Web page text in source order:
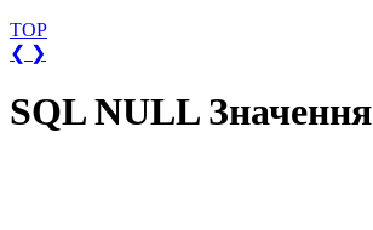
TOP
❮ ❯
SQL NULL Значення